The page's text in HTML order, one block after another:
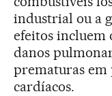
industrial ou a
efeitos incluem
danos
prematuras em
cardíacos.